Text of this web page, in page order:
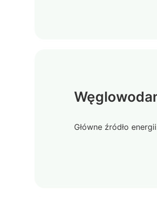
Główne źródło